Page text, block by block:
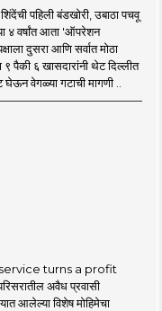
पहिली बंडखोरी, उबाठा पचवू
४ वर्षांत आता 'ऑपरेशन
दुसरा आणि सर्वात मोठा
९ पैकी ६ खासदारांनी थेट दिल्लीत
वेगळ्या गटाची मागणी ..
turns a profit
अवैध प्रवासी
आलेल्या विशेष मोहिमेचा